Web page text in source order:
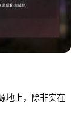
地上，除非实在